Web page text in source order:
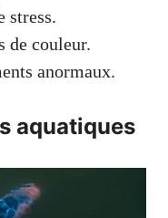
stress.
de couleur.
anormaux.
aquatiques